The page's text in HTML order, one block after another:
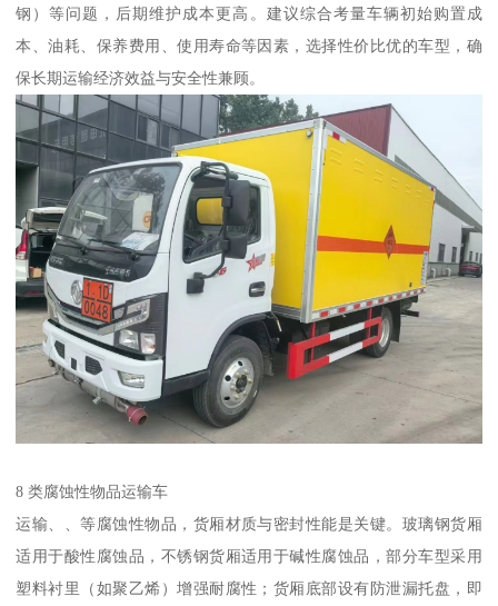
钢）等问题，后期维护成本更高。建议综合考量车辆初始购置成
本、油耗、保养费用、使用寿命等因素，选择性价比优的车型，确
保长期运输经济效益与安全性兼顾。​
8 类腐蚀性物品运输车​
运输、、等腐蚀性物品，货厢材质与密封性能是关键。玻璃钢货厢
适用于酸性腐蚀品，不锈钢货厢适用于碱性腐蚀品，部分车型采用
塑料衬里（如聚乙烯）增强耐腐性；货厢底部设有防泄漏托盘，即